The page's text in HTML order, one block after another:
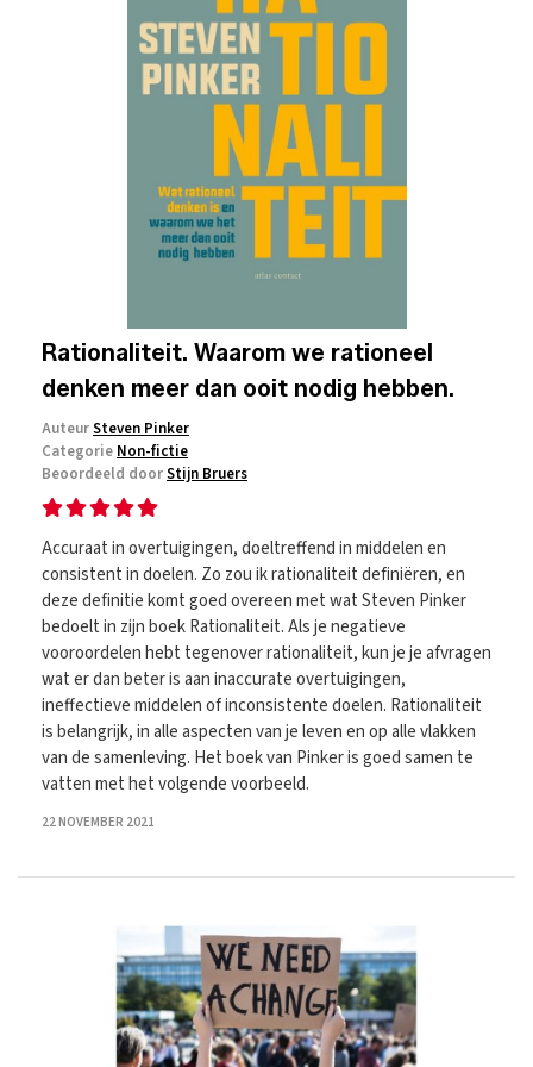
Rationaliteit. Waarom we rationeel
denken meer dan ooit nodig hebben.
AuteurSteven Pinker
Categorie Non-fictie
Beoordeeld doorStijn Bruers
Accuraat in overtuigingen, doeltreffend in middelen en
consistent in doelen. Zo zou ik rationaliteit definiëren, en
deze definitie komt goed overeen met wat Steven Pinker
bedoelt in zijn boek Rationaliteit. Als je negatieve
vooroordelen hebt tegenover rationaliteit, kun je je afvragen
wat er dan beter is aan inaccurate overtuigingen,
ineffectieve middelen of inconsistente doelen. Rationaliteit
is belangrijk, in alle aspecten van je leven en op alle vlakken
van de samenleving. Het boek van Pinker is goed samen te
vatten met het volgende voorbeeld.
22 NOVEMBER 2021